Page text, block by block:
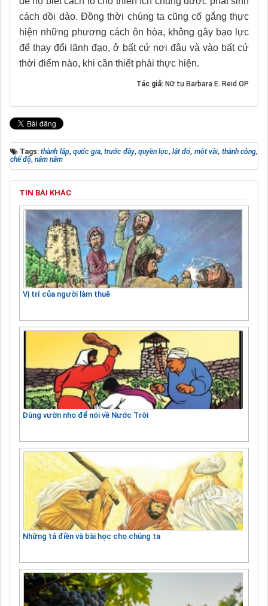
cách dồi dào. Đồng thời chúng ta cũng cố gắng thực
hiện những phương cách ôn hòa, không gây bạo lực
để thay đổi lãnh đạo, ở bất cứ nơi đâu và vào bất cứ
thời điểm nào, khi cần thiết phải thực hiện.
Tác giả: Nữ tu Barbara E. Reid OP
Tags:thành lập,quốc gia,trước đây,quyền lực, lật đổ, một vài, thành công,
chế độ, năm năm
TIN BÀI KHÁC
Vị trí của người làm thuê
Dùng vườn nho để nói về Nước Trời
Những tá điền và bài học cho chúng ta